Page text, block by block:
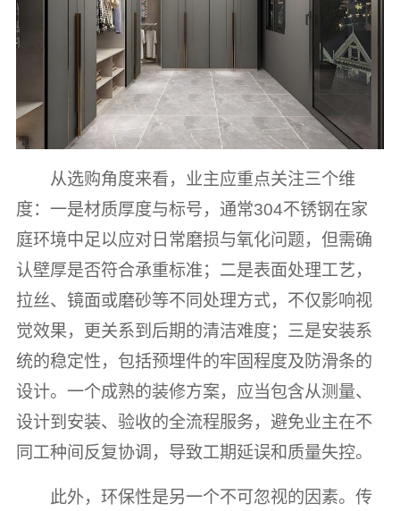
从选购角度来看，业主应重点关注三个维
度：一是材质厚度与标号，通常304不锈钢在家
庭环境中足以应对日常磨损与氧化问题，但需确
认壁厚是否符合承重标准；二是表面处理工艺，
拉丝、镜面或磨砂等不同处理方式，不仅影响视
觉效果，更关系到后期的清洁难度；三是安装系
统的稳定性，包括预埋件的牢固程度及防滑条的
设计。一个成熟的装修方案，应当包含从测量、
设计到安装、验收的全流程服务，避免业主在不
同工种间反复协调，导致工期延误和质量失控。
此外，环保性是另一个不可忽视的因素。传